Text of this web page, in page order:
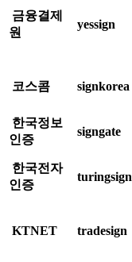
금융결제
원
yessign
코스콤 signkorea
한국정보
인증
signgate
한국전자
인증
turingsign
KTNET tradesign